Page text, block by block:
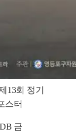
13회 정기
스터
금